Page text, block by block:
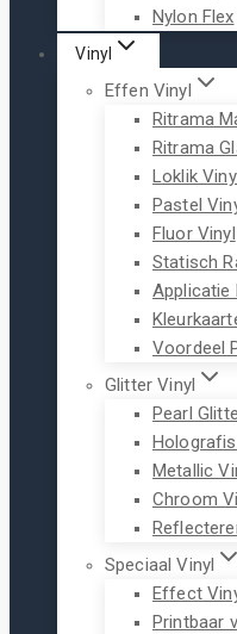
Nylon Flex
Vinyl
Effen Vinyl
Ritrama
Ritrama
Loklik
Pastel
Fluor Vinyl
Statisch
Applicatie
Voordeel
Glitter Vinyl
Pearl
Metallic
Chroom
Speciaal Vinyl
Effect
Printbaar